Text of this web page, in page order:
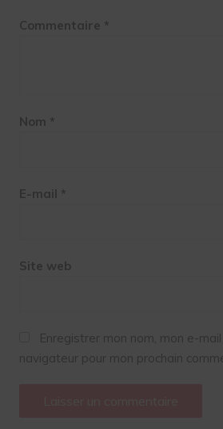
Commentaire *
Nom *
E-mail *
Site web
Enregistrer mon nom, mon e-
navigateur pour mon prochain